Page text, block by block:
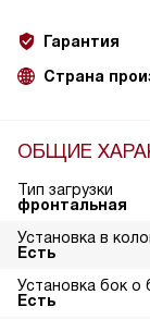
Гарантия
Страна
ОБЩИЕ
Тип загрузки
фронтальная
Установка в
Есть
Установка бок о
Есть